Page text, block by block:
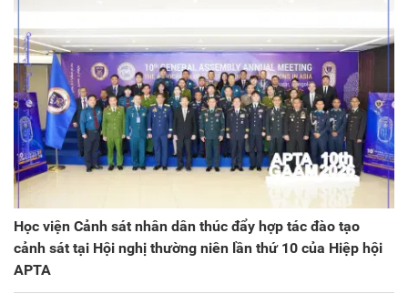
Học viện Cảnh sát nhân dân thúc đẩy hợp tác đào tạo
cảnh sát tại Hội nghị thường niên lần thứ 10 của Hiệp hội
APTA